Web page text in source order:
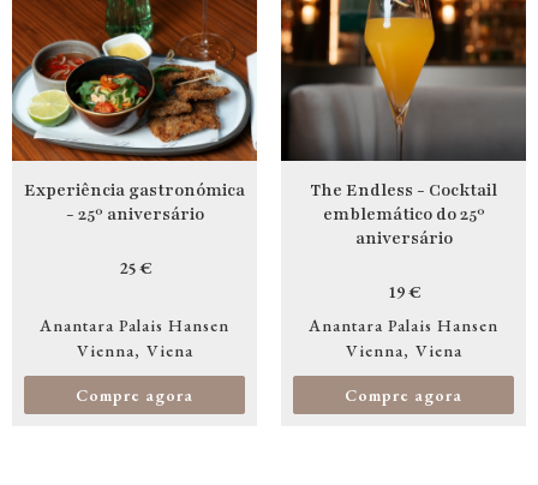
Experiência gastronómica
- 25º aniversário
25 €
Anantara Palais Hansen
Vienna
Viena
Compre agora
The Endless - Cocktail
emblemático do 25º
aniversário
19 €
Anantara Palais Hansen
Vienna
Viena
Compre agora